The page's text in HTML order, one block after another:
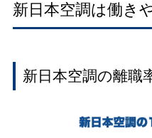
新日本空調は働き
新日本空調の離職